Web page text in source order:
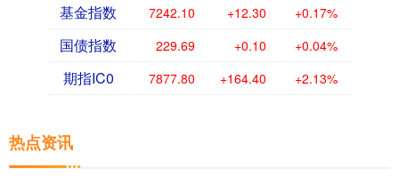
基金指数 7242.10 +12.30 +0.17%
国债指数 229.69 +0.10 +0.04%
期指IC0 7877.80 +164.40 +2.13%
热点资讯